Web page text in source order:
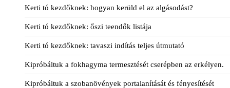
Kerti tó kezdőknek: hogyan kerüld el az algásodást?
Kerti tó kezdőknek: őszi teendők listája
Kerti tó kezdőknek: tavaszi indítás teljes útmutató
Kipróbáltuk a fokhagyma termesztését cserépben az erkélyen.
Kipróbáltuk a szobanövények portalanítását és fényesítését